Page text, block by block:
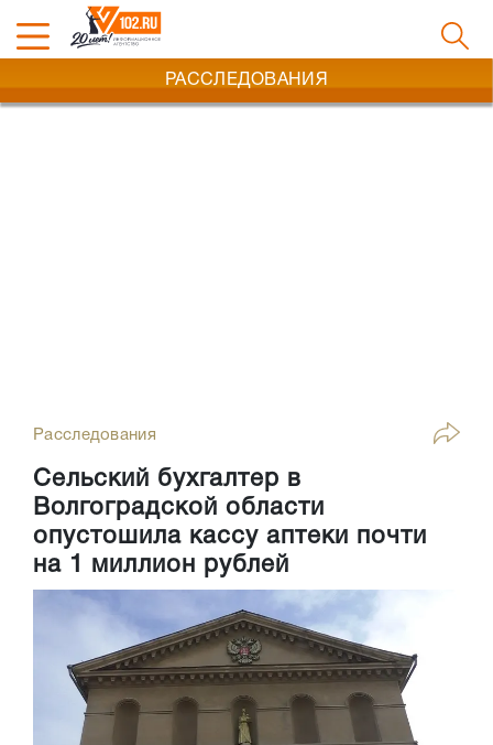
РАССЛЕДОВАНИЯ
Расследования
Сельский бухгалтер в
Волгоградской области
опустошила кассу аптеки почти
на 1 миллион рублей